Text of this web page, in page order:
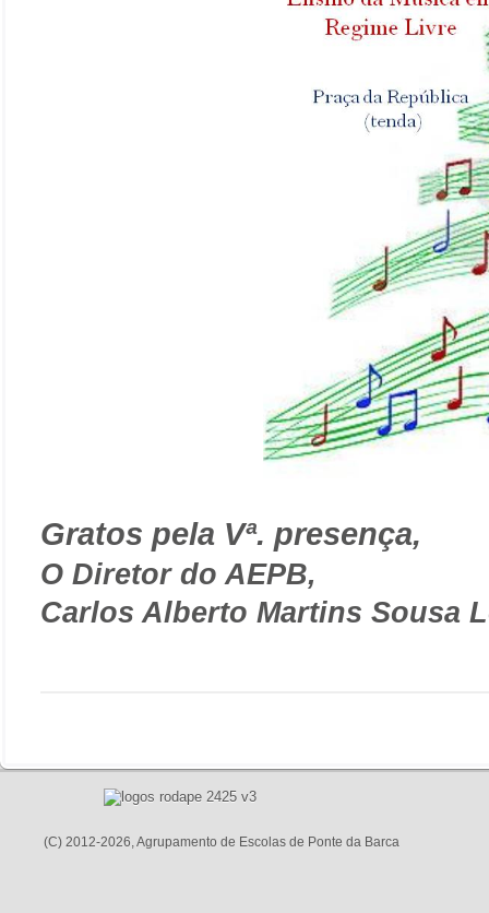
Gratos pela Vª. presença,
O Diretor do AEPB,
Carlos Alberto Martins Sousa
(C) 2012-2026, Agrupamento de Escolas de Ponte da Barca